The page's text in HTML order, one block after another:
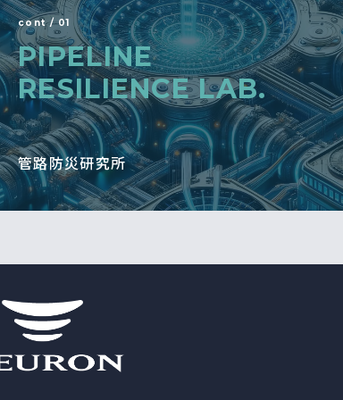
cont / 01
PIPELINE
RESILIENCE LAB.
管路防災研究所